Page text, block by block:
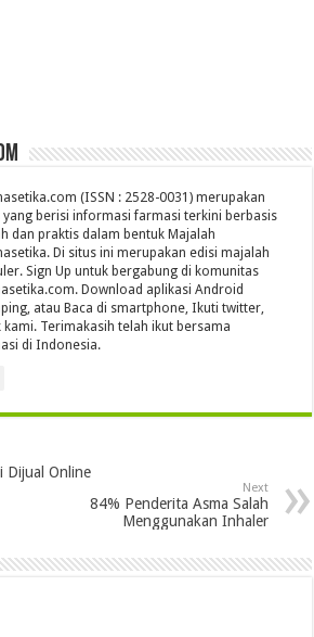
(ISSN : 2528-0031) merupakan
yang berisi informasi farmasi terkini berbasis
dan praktis dalam bentuk Majalah
Di situs ini merupakan edisi majalah
Sign Up untuk bergabung di komunitas
Download aplikasi Android
atau Baca di smartphone, Ikuti twitter,
Terimakasih telah ikut bersama
di Indonesia.
Dijual Online
Next
84% Penderita Asma Salah
Menggunakan Inhaler